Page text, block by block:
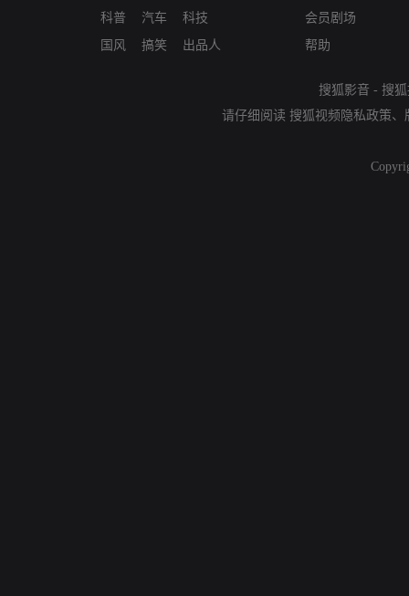
科普
国风
汽车
搞笑
科技
出品人
会员剧场
帮助
搜狐影音 - 搜
请仔细阅读 搜狐视频隐私政策、